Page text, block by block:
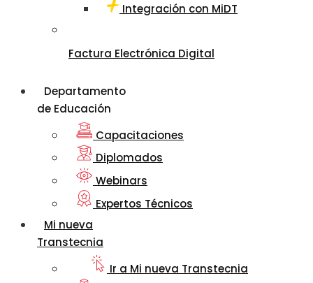
Integración con MiDT
Factura Electrónica Digital
Departamento
de Educación
Capacitaciones
Diplomados
Webinars
Expertos Técnicos
Mi nueva
Transtecnia
Ir a Mi nueva Transtecnia